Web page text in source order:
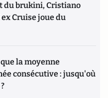
du brukini, Cristiano
Cruise joue du
la moyenne
consécutive : jusqu'où